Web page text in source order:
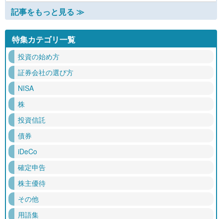
記事をもっと見る ≫
特集カテゴリ一覧
投資の始め方
証券会社の選び方
NISA
株
投資信託
債券
iDeCo
確定申告
株主優待
その他
用語集